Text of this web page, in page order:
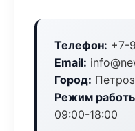
Телефон: +7-
Email:
Город:
Режим
09:00-18:00